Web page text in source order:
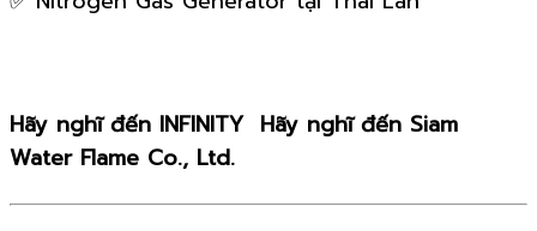
Hãy nghĩ đến INFINITY Hãy nghĩ đến Siam
Water Flame Co., Ltd.